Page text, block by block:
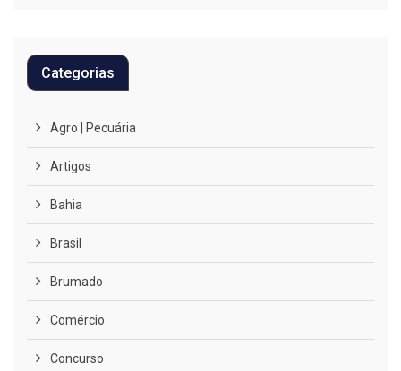
Categorias
Agro | Pecuária
Artigos
Bahia
Brasil
Brumado
Comércio
Concurso